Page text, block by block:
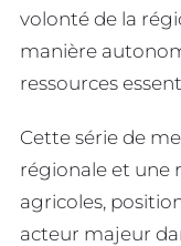
volonté de la
manière
ressources
Cette série de
régionale et une
agricoles,
acteur majeur